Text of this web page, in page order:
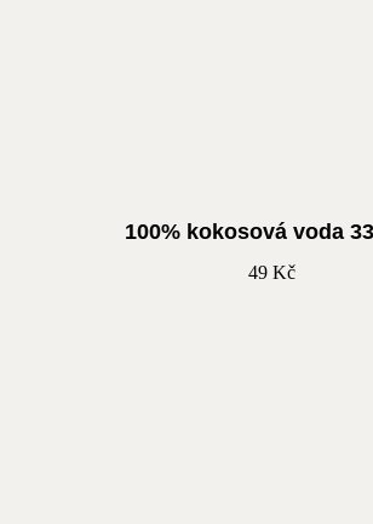
100% kokosová voda
49 Kč